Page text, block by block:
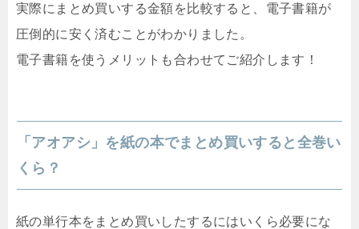
実際にまとめ買いする金額を比較すると、電子書籍が
圧倒的に安く済むことがわかりました。
電子書籍を使うメリットも合わせてご紹介します！
「アオアシ」を紙の本でまとめ買いすると全巻い
くら？
紙の単行本をまとめ買いしたするにはいくら必要にな